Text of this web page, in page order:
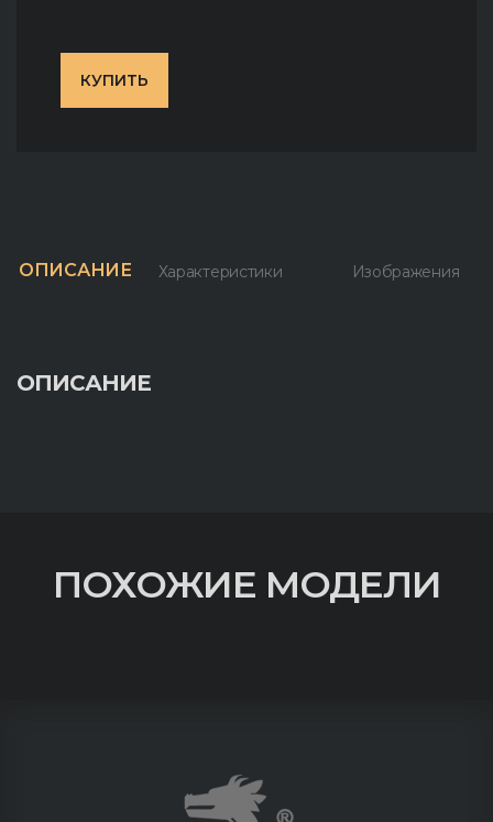
КУПИТЬ
ОПИСАНИЕ Характеристики Изображения
ОПИСАНИЕ
ПОХОЖИЕ МОДЕЛИ